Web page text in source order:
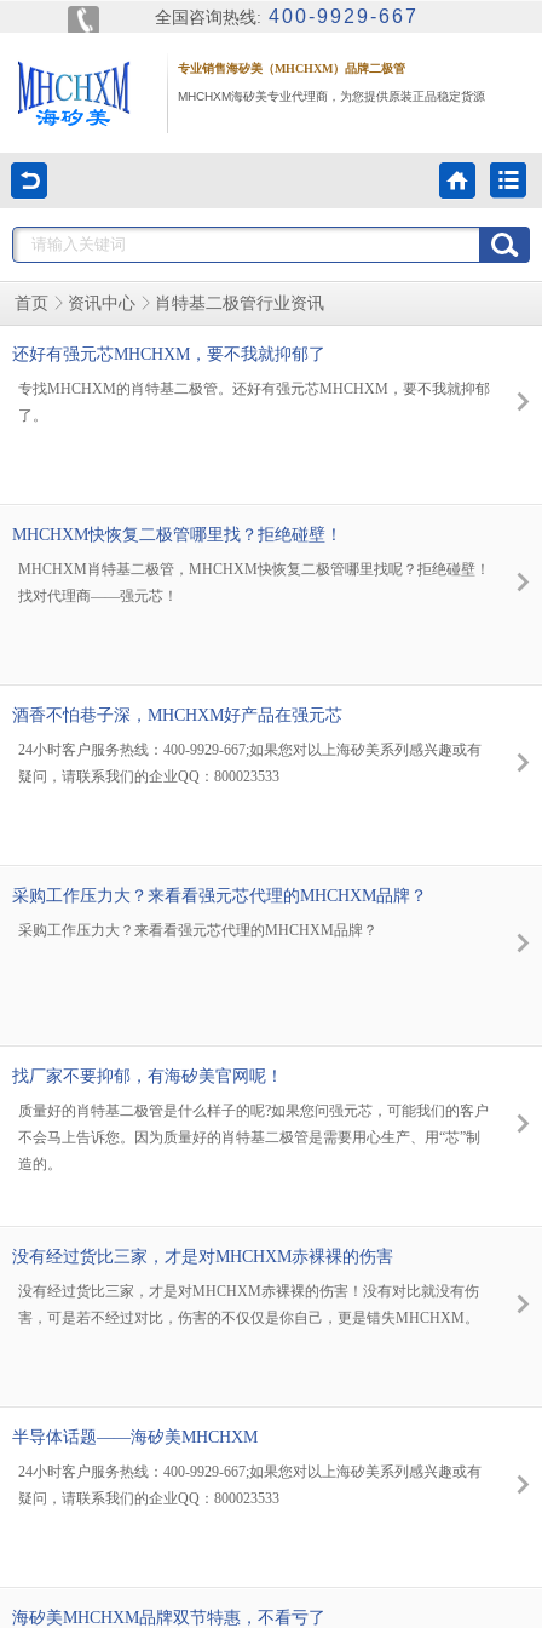
全国咨询热线: 400-9929-667
专业销售海矽美（MHCHXM）品牌二极管
MHCHXM海矽美专业代理商，为您提供原装正品稳定货源
首页 资讯中心 肖特基二极管行业资讯
还好有强元芯MHCHXM，要不我就抑郁了
专找MHCHXM的肖特基二极管。还好有强元芯MHCHXM，要不我就抑郁
了。
MHCHXM快恢复二极管哪里找？拒绝碰壁！
MHCHXM肖特基二极管，MHCHXM快恢复二极管哪里找呢？拒绝碰壁！
找对代理商——强元芯！
酒香不怕巷子深，MHCHXM好产品在强元芯
24小时客户服务热线：400-9929-667;如果您对以上海矽美系列感兴趣或有
疑问，请联系我们的企业QQ：800023533
采购工作压力大？来看看强元芯代理的MHCHXM品牌？
采购工作压力大？来看看强元芯代理的MHCHXM品牌？
找厂家不要抑郁，有海矽美官网呢！
质量好的肖特基二极管是什么样子的呢?如果您问强元芯，可能我们的客户
不会马上告诉您。因为质量好的肖特基二极管是需要用心生产、用“芯”制
造的。
没有经过货比三家，才是对MHCHXM赤裸裸的伤害
没有经过货比三家，才是对MHCHXM赤裸裸的伤害！没有对比就没有伤
害，可是若不经过对比，伤害的不仅仅是你自己，更是错失MHCHXM。
半导体话题——海矽美MHCHXM
24小时客户服务热线：400-9929-667;如果您对以上海矽美系列感兴趣或有
疑问，请联系我们的企业QQ：800023533
海矽美MHCHXM品牌双节特惠，不看亏了